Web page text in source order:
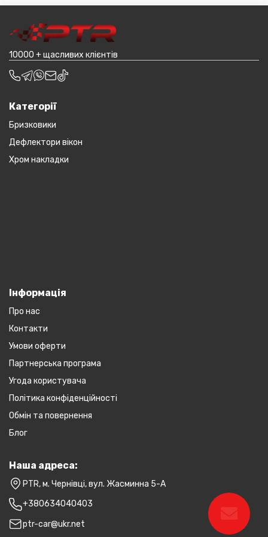
транспортування до місцявидачі (уточнювати з
10000 + щасливих клієнтів
Категорії
Бризковики
Дефлектори вікон
Хром накладки
Інформація
Про нас
Контакти
Умови оферти
Партнерська програма
Угода користувача
Політика конфіденційності
Обмін та повернення
Блог
Наша адреса:
PTR, м. Чернівці, вул. Жасминна 5-А
+380634040403
ptr-car@ukr.net